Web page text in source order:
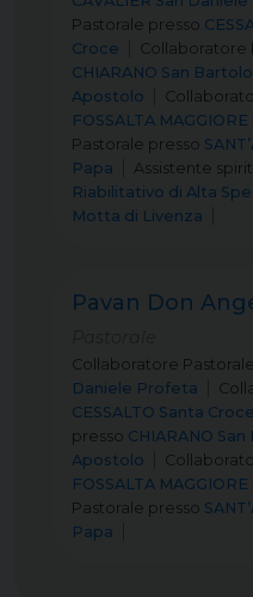
Pastorale presso
Croce
Collaboratore
CHIARANO San
Apostolo
FOSSALTA
Pastorale presso
Papa
Assistente
Riabilitativo di Alta
Motta di Livenza
Pavan Don
Collaboratore Pastorale
Daniele Profeta
CESSALTO Santa Croce
presso CHIARANO
Apostolo
FOSSALTA
Pastorale presso
Papa